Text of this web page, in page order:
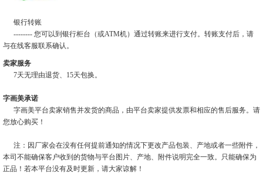
银行转账
-------- 您可以到银行柜台（或ATM机）通过转账来进行支付。转账支付后，请
与在线客服联系确认。
卖家服务
7天无理由退货、15天包换。
字画美承诺
字画美平台卖家销售并发货的商品，由平台卖家提供发票和相应的售后服务。请
您放心购买！
注：因厂家会在没有任何提前通知的情况下更改产品包装、产地或者一些附件，
本司不能确保客户收到的货物与平台图片、产地、附件说明完全一致。只能确保为
正品！若本平台没有及时更新，请大家谅解！